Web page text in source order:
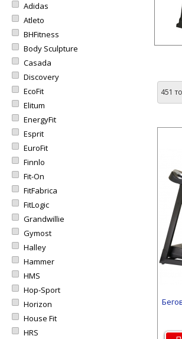
Adidas
Atleto
BHFitness
Body Sculpture
Casada
Discovery
EcoFit
Elitum
EnergyFit
Esprit
EuroFit
Finnlo
Fit-On
FitFabrica
FitLogic
Grandwillie
Gymost
Halley
Hammer
HMS
Hop-Sport
Horizon
House Fit
HRS
451